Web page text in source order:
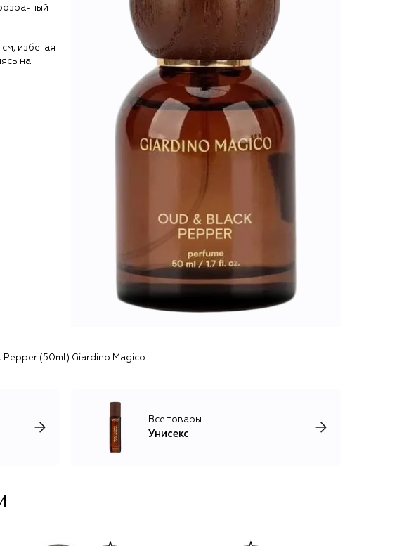
избегая
на
Pepper (50ml) Giardino Magico
Все товары
Унисекс